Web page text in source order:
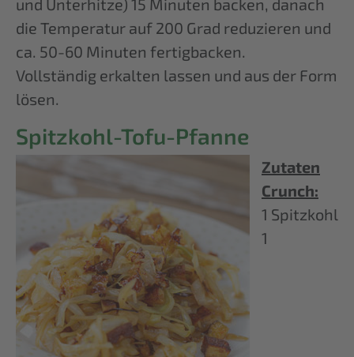
die Temperatur auf 200 Grad reduzieren und
ca. 50-60 Minuten fertigbacken.
Vollständig erkalten lassen und aus der Form
lösen.
Spitzkohl-Tofu-Pfanne
Zutaten
Crunch:
1 Spitzkohl
1